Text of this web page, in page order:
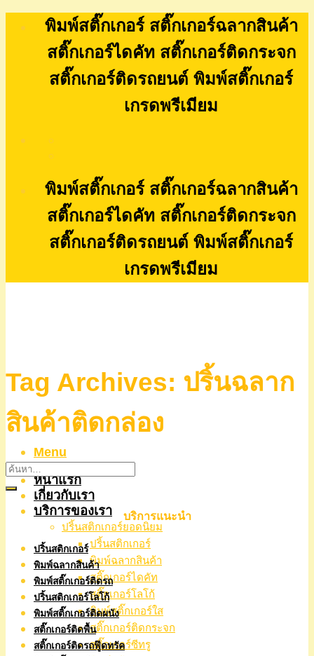
พิมพ์สติ๊กเกอร์ สติ๊กเกอร์ฉลากสินค้า
สติ๊กเกอร์ไดคัท สติ๊กเกอร์ติดกระจก
สติ๊กเกอร์ติดรถยนต์ พิมพ์สติ๊กเกอร์
เกรดพรีเมียม
พิมพ์สติ๊กเกอร์ สติ๊กเกอร์ฉลากสินค้า
สติ๊กเกอร์ไดคัท สติ๊กเกอร์ติดกระจก
สติ๊กเกอร์ติดรถยนต์ พิมพ์สติ๊กเกอร์
เกรดพรีเมียม
Menu
หน้าแรก
เกี่ยวกับเรา
บริการของเรา
ปริ้นสติกเกอร์ยอดนิยม
ปริ้นสติกเกอร์
พิมพ์ฉลากสินค้า
สติ๊กเกอร์ไดคัท
สติ๊กเกอร์โลโก้
พิมพ์สติ๊กเกอร์ใส
สติ๊กเกอร์ติดกระจก
สติ๊กเกอร์ซีทรู
Tag Archives: ปริ้นฉลาก
สินค้าติดกล่อง
บริการแนะนำ
ปริ้นสติกเกอร์
พิมพ์ฉลากสินค้า
พิมพ์สติ๊กเกอร์ติดรถ
ปริ้นสติกเกอร์โลโก้
พิมพ์สติ๊กเกอร์ติดผนัง
สติ๊กเกอร์ติดพื้น
สติ๊กเกอร์ติดรถฟู๊ดทรัค